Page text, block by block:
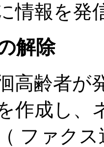
情報を発
解除
高齢者が
作成し、
ファク